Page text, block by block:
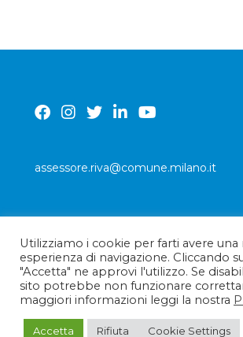
assessore.riva@comune.milano.it
PRIVACY POLICY
Utilizziamo i cookie per farti avere una
esperienza di navigazione. Cliccando
"Accetta" ne approvi l'utilizzo. Se
sito potrebbe non funzionare
maggiori informazioni leggi la nostra
Accetta Rifiuta Cookie Settings